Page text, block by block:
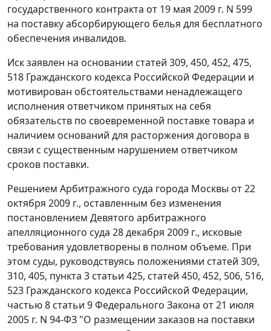
государственного контракта от 19 мая 2009 г. N 599
на поставку абсорбирующего белья для бесплатного
обеспечения инвалидов.
Иск заявлен на основании статей 309, 450, 452, 475,
518 Гражданского кодекса Российской Федерации и
мотивирован обстоятельствами ненадлежащего
исполнения ответчиком принятых на себя
обязательств по своевременной поставке товара и
наличием оснований для расторжения договора в
связи с существенным нарушением ответчиком
сроков поставки.
Решением Арбитражного суда города Москвы от 22
октября 2009 г., оставленным без изменения
постановлением Девятого арбитражного
апелляционного суда 28 декабря 2009 г., исковые
требования удовлетворены в полном объеме. При
этом суды, руководствуясь положениями статей 309,
310, 405, пункта 3 статьи 425, статей 450, 452, 506, 516,
523 Гражданского кодекса Российской Федерации,
частью 8 статьи 9Федерального Закона от 21 июля
2005 г. N 94-ФЗ "О размещении заказов на поставки